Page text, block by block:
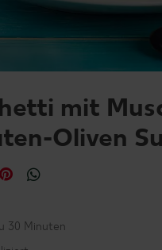
mit
Oliven
Mail teilen
per Facebook teilen
per Pinterest teilen
30 Minuten